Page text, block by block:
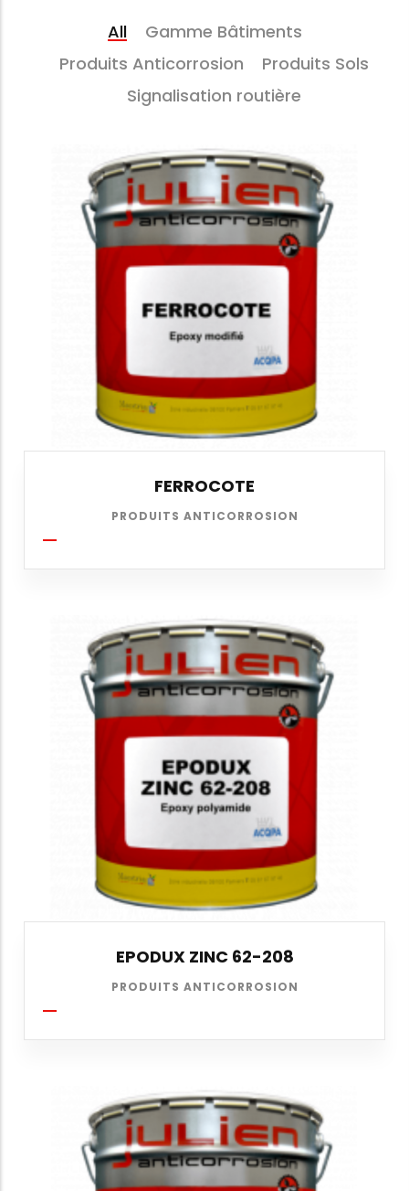
All
Gamme Bâtiments
Produits Anticorrosion
Produits Sols
Signalisation routière
FERROCOTE
PRODUITS ANTICORROSION
EPODUX ZINC 62-208
PRODUITS ANTICORROSION